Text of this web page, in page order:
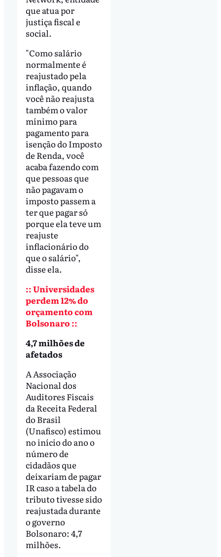
que atua por
justiça fiscal e
social.
"Como salário
normalmente é
reajustado pela
inflação, quando
você não reajusta
também o valor
mínimo para
pagamento para
isenção do Imposto
de Renda, você
acaba fazendo com
que pessoas que
não pagavam o
imposto passem a
ter que pagar só
porque ela teve um
reajuste
inflacionário do
que o salário",
disse ela.
:: Universidades
perdem 12% do
orçamento com
Bolsonaro ::
4,7 milhões de
afetados
A Associação
Nacional dos
Auditores Fiscais
da Receita Federal
do Brasil
(Unafisco) estimou
no início do ano o
número de
cidadãos que
deixariam de pagar
IR caso a tabela do
tributo tivesse sido
reajustada durante
o governo
Bolsonaro: 4,7
milhões.